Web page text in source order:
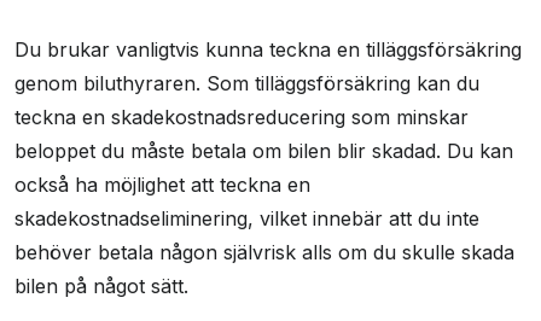
Du brukar vanligtvis kunna teckna en tilläggsförsäkring
genom biluthyraren. Som tilläggsförsäkring kan du
teckna en skadekostnadsreducering som minskar
beloppet du måste betala om bilen blir skadad. Du kan
också ha möjlighet att teckna en
skadekostnadseliminering, vilket innebär att du inte
behöver betala någon självrisk alls om du skulle skada
bilen på något sätt.